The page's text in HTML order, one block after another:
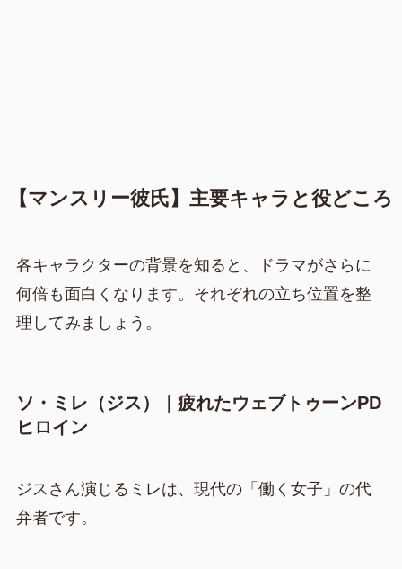
【マンスリー彼氏】主要キャラと役どころ
各キャラクターの背景を知ると、ドラマがさらに
何倍も面白くなります。それぞれの立ち位置を整
理してみましょう。
ソ・ミレ（ジス）｜疲れたウェブトゥーンPD
ヒロイン
ジスさん演じるミレは、現代の「働く女子」の代
弁者です。